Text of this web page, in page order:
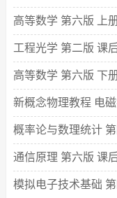
高等数学 第六版 上
工程光学 第二版 课
高等数学 第六版 下
新概念物理教程 电
概率论与数理统计
通信原理 第六版 课
模拟电子技术基础